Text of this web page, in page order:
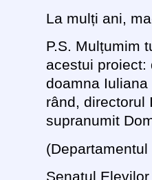
La mulți ani,
P.S. Mulțumim
acestui proiect:
doamna
rând, directorul
supranumit
Senatul